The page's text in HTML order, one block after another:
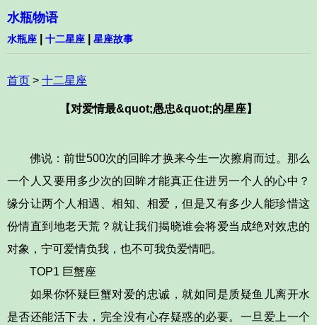
水瓶物语
水瓶座 十二星座 星座故事
首页 > 十二星座
【对爱情最&quot;愚忠&quot;的星座】
佛说：前世500次的回眸才换来今生一次擦肩而过。那么
一个人又要用多少次的回眸才能真正住进另一个人的心中？
缘分让两个人相遇、相知、相爱，但是又有多少人能珍惜这
份情直到地老天荒？就让我们揭晓谁会将爱当成绝对效忠的
对象，宁可爱情负我，也不可我负爱情吧。
TOP1 巨蟹座
如果你怀疑巨蟹对爱的忠诚，就如同是质疑鱼儿离开水
是否还能活下去，完全没有心存疑惑的必要。一旦爱上一个